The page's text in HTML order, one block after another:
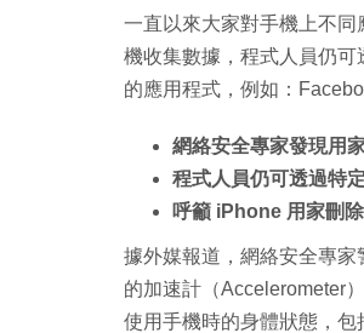
一直以來大家對手機上不
機收集數據，程式人員仍
的應用程式，例如：
網絡安全專家發現用
程式人員仍可透過特
呼籲 iPhone 用家刪
據外媒報道，網絡安全專
的加速計（Accelerometer
使用手機時的身體狀態，包